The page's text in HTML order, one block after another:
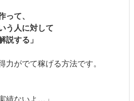
って、
う人に対して
説する」
力がでて稼げる方法です。